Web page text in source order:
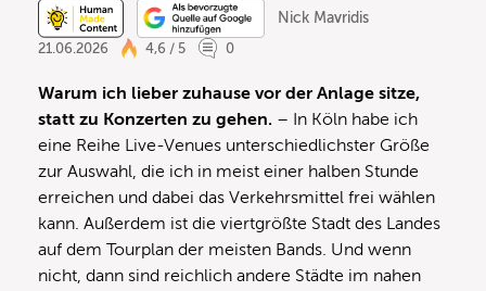
Nick Mavridis
21.06.2026
4,6 / 5 0
Warum ich lieber zuhause vor der Anlage sitze,
statt zu Konzerten zu gehen. – In Köln habe ich
eine Reihe Live-Venues unterschiedlichster Größe
zur Auswahl, die ich in meist einer halben Stunde
erreichen und dabei das Verkehrsmittel frei wählen
kann. Außerdem ist die viertgrößte Stadt des Landes
auf dem Tourplan der meisten Bands. Und wenn
nicht, dann sind reichlich andere Städte im nahen